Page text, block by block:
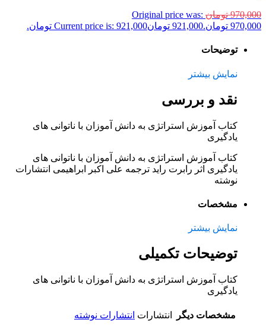
970,000 تومان Original price was:
970,000 تومان.
921,000 تومانCurrent price is: 921,000 تومان.
توضیحات
نمایش بیشتر
نقد و بررسی
کتاب آموزش استراتژی به دانش آموزان با ناتوانی های
یادگیری
کتاب آموزش استراتژی به دانش آموزان با ناتوانی های
یادگیری اثر رابرت راید ترجمه علی اکبر ابراهیمی انتشارات
نوشته
مشخصات
نمایش بیشتر
توضیحات تکمیلی
کتاب آموزش استراتژی به دانش آموزان با ناتوانی های
یادگیری
مشخصات دیگر انتشارات انتشارات نوشته